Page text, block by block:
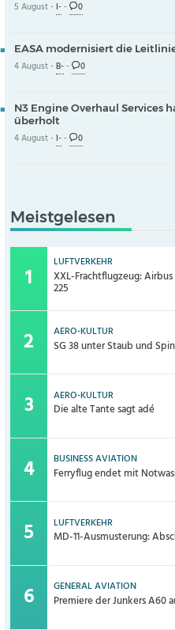
5 August - I-- 0
EASA modernisiert die
4 August -B-- 0
N3 Engine Overhaul Services
überholt
4 August - I-- 0
Meistgelesen
LUFTVERKEHR
XXL-Frachtflugzeug:
225
AERO-KULTUR
SG 38 unter Staub und
AERO-KULTUR
Die alte Tante sagt adé
BUSINESS AVIATION
Ferryflug endet mit
LUFTVERKEHR
MD-11-Ausmusterung:
GENERAL AVIATION
Premiere der Junkers A60